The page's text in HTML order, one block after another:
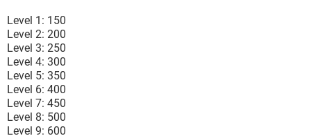
Level 1: 150
Level 2: 200
Level 3: 250
Level 4: 300
Level 5: 350
Level 6: 400
Level 7: 450
Level 8: 500
Level 9: 600